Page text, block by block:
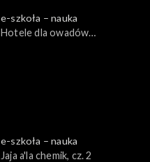
e-szkoła – nauka
Hotele dla owadów
e-szkoła – nauka
Jaja a'la chemik, cz. 2